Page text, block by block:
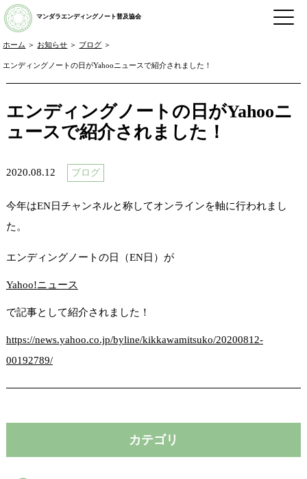
マンダラエンディングノート普及協会
ホーム ＞ お知らせ ＞ ブログ ＞
エンディングノートの日がYahooニュースで紹介されました！
エンディングノートの日がYahooニ
ュースで紹介されました！
2020.08.12 ブログ
今年はEN日チャンネルと称してオンラインを軸に行われまし
た。
エンディングノートの日（EN日）が
Yahoo!ニュース
で記事として紹介されました！
https://news.yahoo.co.jp/byline/kikkawamitsuko/20200812-
00192789/
カテゴリ